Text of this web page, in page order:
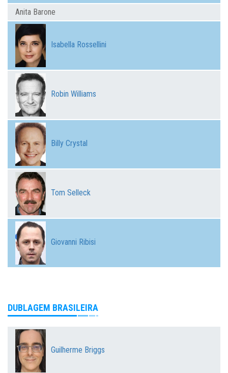
Anita Barone
Isabella Rossellini
Robin Williams
Billy Crystal
Tom Selleck
Giovanni Ribisi
DUBLAGEM BRASILEIRA
Guilherme Briggs